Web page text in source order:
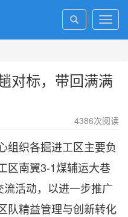
对标，带回满满
4386次阅读
织各掘进工区主要负
区南翼3-1煤辅运大巷
活动，以进一步推广
队精益管理与创新转化